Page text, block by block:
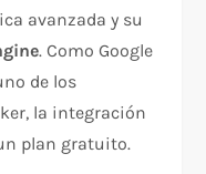
avanzada y su
. Como Google
de los
la integración
plan gratuito.